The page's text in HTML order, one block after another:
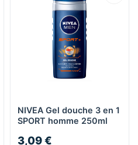
NIVEA Gel douche 3 en 1
SPORT homme 250ml
3,09 €